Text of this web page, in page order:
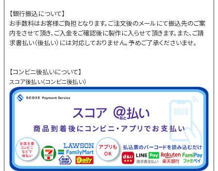
【銀行振込について】
お手数料はお客様ご負担となります。ご注文後のメールにて振込先のご案
内をさせて頂き、ご入金をご確認後に製作に入らせて頂きます。また、ご請
求書払い（後払い）には対応しておりません。予めご了承くださいませ。
【コンビニ後払いについて】
スコア後払い（コンビニ後払い）